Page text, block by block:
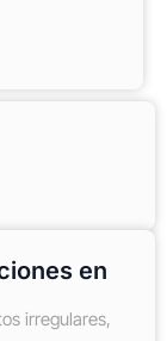
en
irregulares,